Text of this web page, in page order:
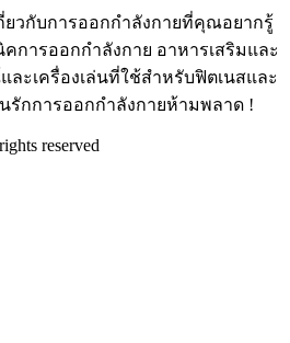
ยวกับการออกกำลังกายที่คุณอยากรู้
การออกกำลังกาย อาหารเสริมและ
ะเครื่องเล่นที่ใช้สำหรับฟิตเนสและ
รักการออกกำลังกายห้ามพลาด !
reserved